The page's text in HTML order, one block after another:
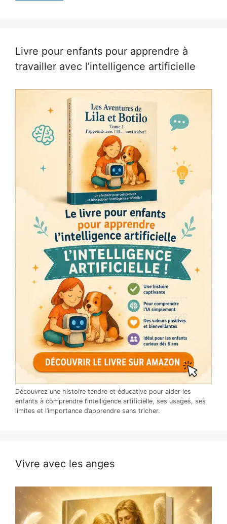
Livre pour enfants pour apprendre à
travailler avec l’intelligence artificielle
Découvrez une histoire tendre et éducative pour aider les
enfants à comprendre l’intelligence artificielle, ses usages, ses
limites et l’importance d’apprendre sans tricher.
Vivre avec les anges